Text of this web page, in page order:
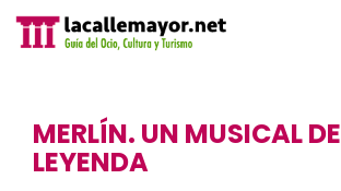
contenido
MERLÍN. UN MUSICAL DE
LEYENDA